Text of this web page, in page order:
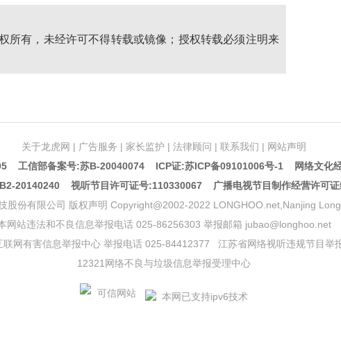
所有，未经许可不得转载或镜像；授权转载必须注明来
关于龙虎网 | 广告服务 | 家长监护 | 法律顾问 | 联系我们 | 网站声明
工信部备案号:苏B-20040074 ICP证:苏ICP备09101006号-1网络文化经
20140240 视听节目许可证号:110330067 广播电视节目制作经营许可证
股份有限公司 版权声明 Copyright@2002-2022 LONGHOO.net,Nanjing
网站违法和不良信息举报电话 025-86256303 举报邮箱 jubao@longhoo.net
联网有害信息举报中心 举报电话 025-84412377 江苏省网络视听违规节目举
12321网络不良与垃圾信息举报受理中心
本网已支持ipv6技术